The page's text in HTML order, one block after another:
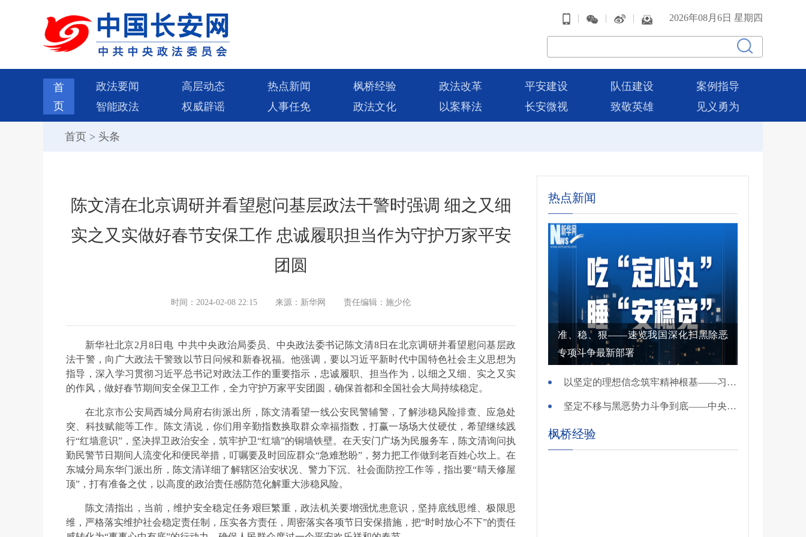
| | | 2026年08月6日 星期四
首
页
政法要闻 高层动态 热点新闻 枫桥经验 政法改革 平安建设 队伍建设
案例指导
智能政法
权威辟谣 人事任免 政法文化 以案释法 长安微视 致敬英雄 见义勇为
首页 > 头条
陈文清在北京调研并看望慰问基层政法干警时强调 细之又细
实之又实做好春节安保工作 忠诚履职担当作为守护万家平安
团圆
时间：2024-02-08 22:15 来源：新华网 责任编辑：施少伦
新华社北京2月8日电 中共中央政治局委员、中央政法委书记陈文清8日在北京调研并看望慰问基层政
法干警，向广大政法干警致以节日问候和新春祝福。他强调，要以习近平新时代中国特色社会主义思想为
指导，深入学习贯彻习近平总书记对政法工作的重要指示，忠诚履职、担当作为，以细之又细、实之又实
的作风，做好春节期间安全保卫工作，全力守护万家平安团圆，确保首都和全国社会大局持续稳定。
在北京市公安局西城分局府右街派出所，陈文清看望一线公安民警辅警，了解涉稳风险排查、应急处
突、科技赋能等工作。陈文清说，你们用辛勤指数换取群众幸福指数，打赢一场场大仗硬仗，希望继续践
行“红墙意识”，坚决捍卫政治安全，筑牢护卫“红墙”的铜墙铁壁。在天安门广场为民服务车，陈文清询问执
勤民警节日期间人流变化和便民举措，叮嘱要及时回应群众“急难愁盼”，努力把工作做到老百姓心坎上。在
东城分局东华门派出所，陈文清详细了解辖区治安状况、警力下沉、社会面防控工作等，指出要“晴天修屋
顶”，打有准备之仗，以高度的政治责任感防范化解重大涉稳风险。
陈文清指出，当前，维护安全稳定任务艰巨繁重，政法机关要增强忧患意识，坚持底线思维、极限思
维，严格落实维护社会稳定责任制，压实各方责任，周密落实各项节日安保措施，把“时时放心不下”的责任
热点新闻
准、稳、狠——速览我国深化扫黑除恶
专项斗争最新部署
以坚定的理想信念筑牢精神根基——习近平党建思想理论品格系列述评之一
坚定不移与黑恶势力斗争到底——中央政法委负责同志就开展深化扫黑除恶专项斗争有关问题答记者问
枫桥经验